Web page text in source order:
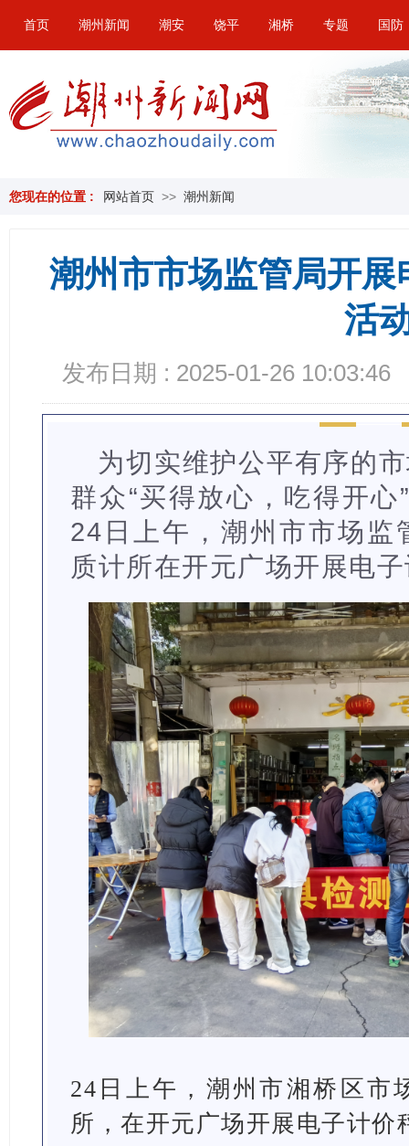
首页 潮州新闻 潮安 饶平 湘桥 专题 国防
您现在的位置 : 网站首页 >> 潮州新闻
潮州市市场监管局开
活
发布日期 : 2025-01-26 10:03:46
为切实维护公平有序的
群众“买得放心，吃得开
24日上午，潮州市市场监
质计所在开元广场开展电
24日上午，潮州市湘桥区市
所，在开元广场开展电子计价